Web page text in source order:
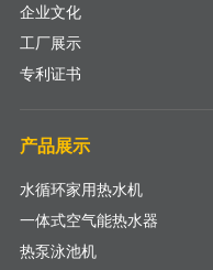
企业文化
工厂展示
专利证书
产品展示
水循环家用热水机
一体式空气能热水器
热泵泳池机